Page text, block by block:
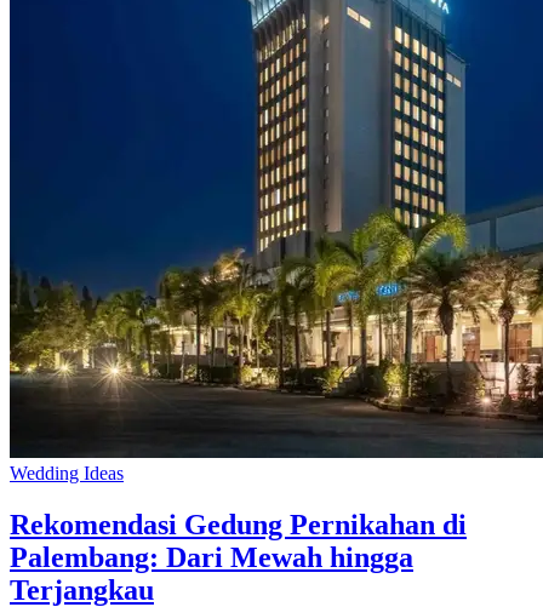
Wedding Ideas
Rekomendasi Gedung Pernikahan di
Palembang: Dari Mewah hingga
Terjangkau